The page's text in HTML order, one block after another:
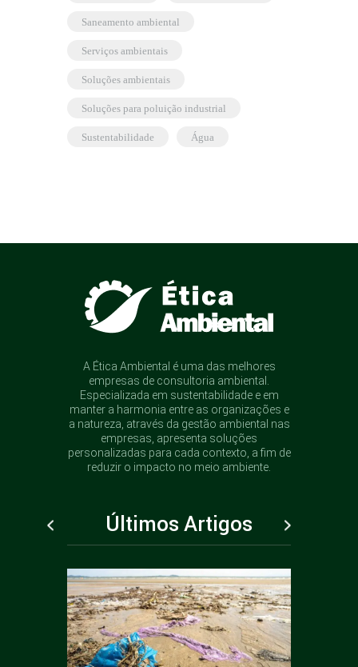
saneamento ambiental
serviços ambientais
soluções ambientais
soluções para poluição industrial
sustentabilidade água
A Ética Ambiental é uma das melhores
empresas de consultoria ambiental.
Especializada em sustentabilidade e em
manter a harmonia entre as organizações e
a natureza, através da gestão ambiental nas
empresas, apresenta soluções
personalizadas para cada contexto, a fim de
reduzir o impacto no meio ambiente.
Últimos Artigos